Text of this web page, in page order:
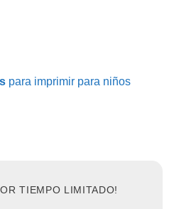
para imprimir para niños
TIEMPO LIMITADO!